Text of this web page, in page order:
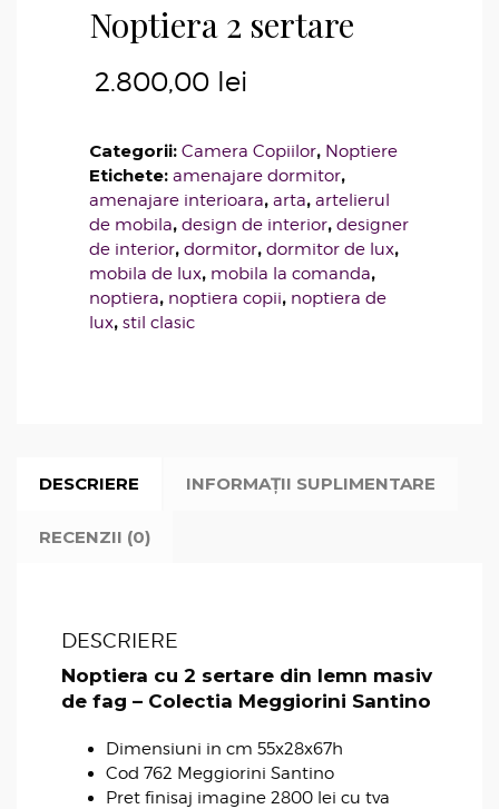
Noptiera 2 sertare
2.800,00 lei
Categorii: Camera Copiilor, Noptiere
Etichete: amenajare dormitor,
amenajare interioara, arta, artelierul
de mobila, design de interior, designer
de interior, dormitor, dormitor de lux,
mobila de lux, mobila la comanda,
noptiera, noptiera copii, noptiera de
lux, stil clasic
DESCRIERE INFORMAȚII SUPLIMENTARE
RECENZII (0)
DESCRIERE
Noptiera cu 2 sertare din lemn masiv
de fag – Colectia Meggiorini Santino
Dimensiuni in cm 55x28x67h
Cod 762 Meggiorini Santino
Pret finisaj imagine 2800 lei cu tva